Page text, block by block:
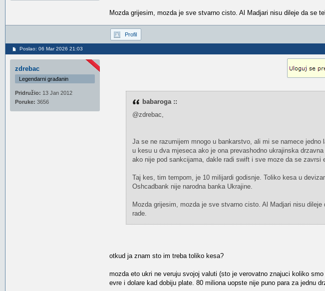
Mozda grijesim, mozda je sve stvarno cisto. Al Madjari nisu dileje da se
Profil
Poslao: 06 Mar 2026 21:03
zdrebac
Legendarni građanin
Pridružio: 13 Jan 2012
Poruke: 3656
babaroga ::
@zdrebac,
Ja se ne razumijem mnogo u bankarstvo, ali mi se namece
u kesu u dva mjeseca ako je ona prevashodno ukrajinska
ako nije pod sankcijama, dakle radi swift i sve moze da se zavrsi
Taj kes, tim tempom, je 10 milijardi godisnje. Toliko kesa u
Oshcadbank nije narodna banka Ukrajine.
Mozda grijesim, mozda je sve stvarno cisto. Al Madjari nisu
rade.
otkud ja znam sto im treba toliko kesa?
mozda eto ukri ne veruju svojoj valuti (sto je verovatno znajuci koliko
evre i dolare kad dobiju plate. 80 miliona uopste nije puno para za jednu